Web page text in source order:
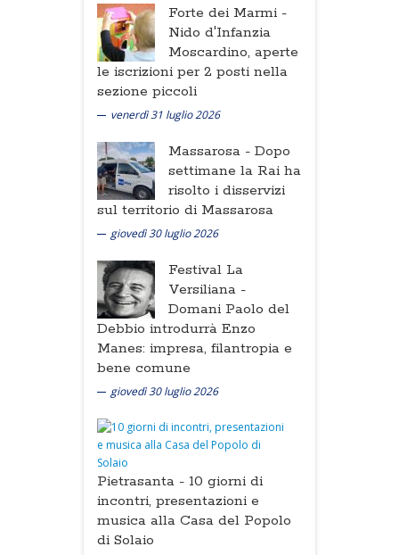
Forte dei Marmi -
Nido d'Infanzia
Moscardino, aperte
le iscrizioni per 2 posti nella
sezione piccoli
venerdì 31 luglio 2026
Massarosa - Dopo
settimane la Rai ha
risolto i disservizi
sul territorio di Massarosa
giovedì 30 luglio 2026
Festival La
Versiliana -
Domani Paolo del
Debbio introdurrà Enzo
Manes: impresa, filantropia e
bene comune
giovedì 30 luglio 2026
Pietrasanta - 10 giorni di
incontri, presentazioni e
musica alla Casa del Popolo
di Solaio